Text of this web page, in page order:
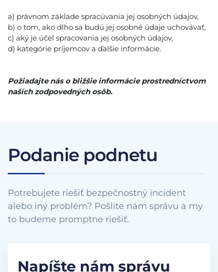
a) právnom základe spracúvania jej osobných údajov,
b) o tom, ako dlho sa budú jej osobné údaje uchovávať,
c) aký je účel spracovania jej osobných údajov,
d) kategórie príjemcov a ďalšie informácie.
Požiadajte nás o bližšie informácie prostredníctvom
naších zodpovedných osôb.
Podanie podnetu
Potrebujete riešiť bezpečnostný incident
alebo iný problém? Pošlite nám správu a my
to budeme promptne riešiť.
Napíšte nám správu